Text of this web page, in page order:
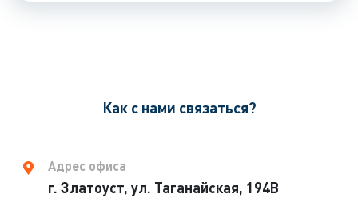
Как с нами связаться?
Адрес офиса
г. Златоуст, ул. Таганайская, 194В